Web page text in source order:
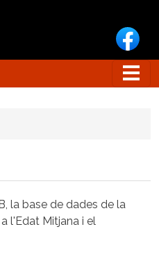
la base de dades de la
l'Edat Mitjana i el